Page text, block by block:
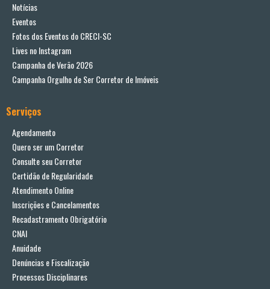
Notícias
Eventos
Fotos dos Eventos do CRECI-SC
Lives no Instagram
Campanha de Verão 2026
Campanha Orgulho de Ser Corretor de Imóveis
Serviços
Agendamento
Quero ser um Corretor
Consulte seu Corretor
Certidão de Regularidade
Atendimento Online
Inscrições e Cancelamentos
Recadastramento Obrigatório
CNAI
Anuidade
Denúncias e Fiscalização
Processos Disciplinares